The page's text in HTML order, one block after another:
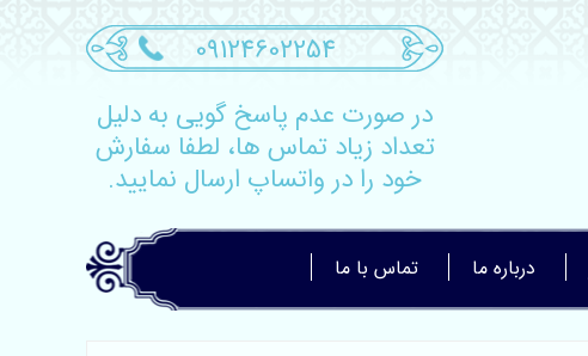
09124602254
در صورت عدم پاسخ گویی به دلیل
تعداد زیاد تماس ها، لطفا سفارش
خود را در واتساپ ارسال نمایید.
درباره ما تماس با ما